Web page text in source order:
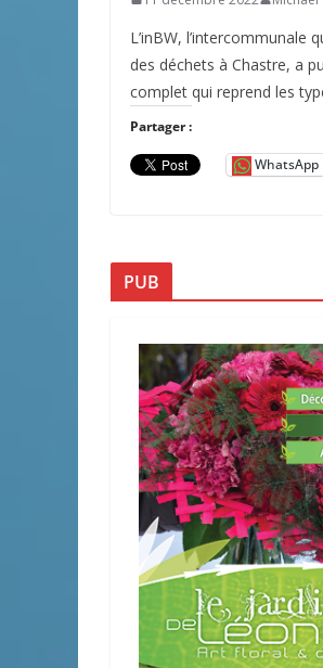
L’inBW, l’intercommunale
des déchets à Chastre, a
complet qui reprend les
Partager :
WhatsApp
PUB